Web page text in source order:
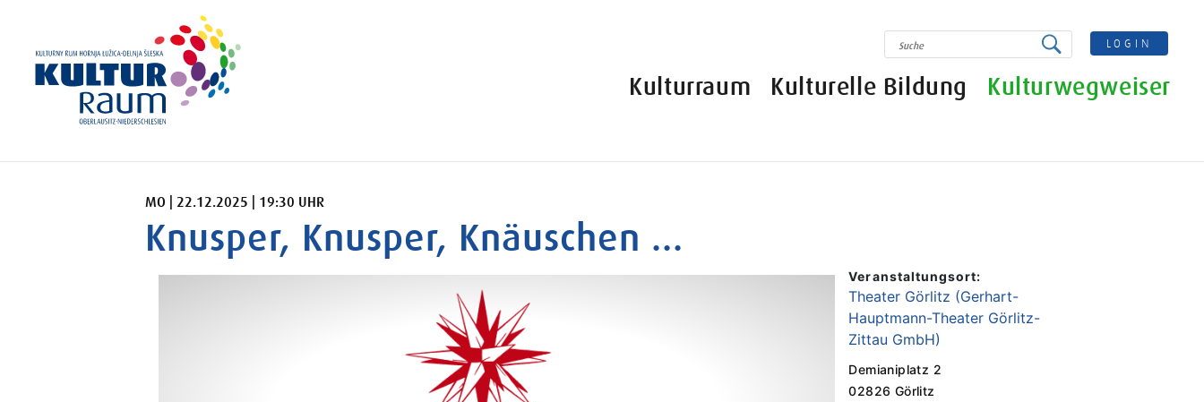
SUCHE LOGIN
Kulturraum Kulturelle Bildung Kulturwegweiser
MONTAG 22.12.2025 19:30 UHR
MO | 22.12.2025 | 19:30 UHR
Knusper, Knusper, Knäuschen ...
Veranstaltungsort:
Theater Görlitz (Gerhart-
Hauptmann-Theater Görlitz-
Zittau GmbH)
Demianiplatz 2
02826 Görlitz